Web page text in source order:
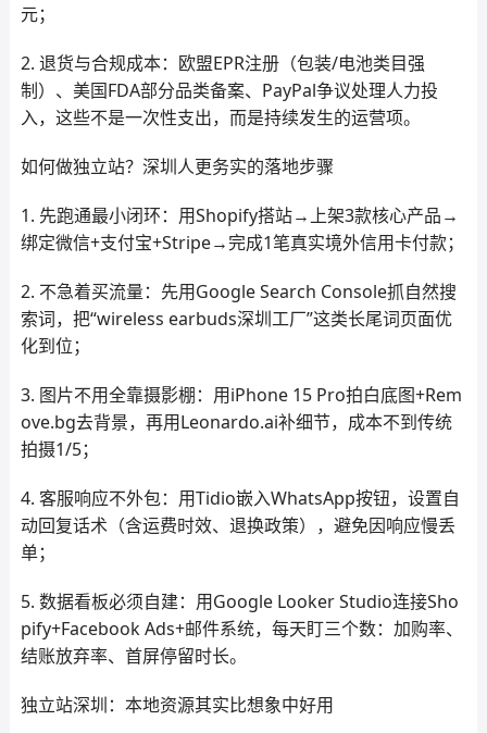
元；
2. 退货与合规成本：欧盟EPR注册（包装/电池类目强
制）、美国FDA部分品类备案、PayPal争议处理人力投
入，这些不是一次性支出，而是持续发生的运营项。
如何做独立站？深圳人更务实的落地步骤
1. 先跑通最小闭环：用Shopify搭站→上架3款核心产品→
绑定微信+支付宝+Stripe→完成1笔真实境外信用卡付款；
2. 不急着买流量：先用Google Search Console抓自然搜
索词，把“wireless earbuds深圳工厂”这类长尾词页面优
化到位；
3. 图片不用全靠摄影棚：用iPhone 15 Pro拍白底图+Rem
ove.bg去背景，再用Leonardo.ai补细节，成本不到传统
拍摄1/5；
4. 客服响应不外包：用Tidio嵌入WhatsApp按钮，设置自
动回复话术（含运费时效、退换政策），避免因响应慢丢
单；
5. 数据看板必须自建：用Google Looker Studio连接Sho
pify+Facebook Ads+邮件系统，每天盯三个数：加购率、
结账放弃率、首屏停留时长。
独立站深圳：本地资源其实比想象中好用